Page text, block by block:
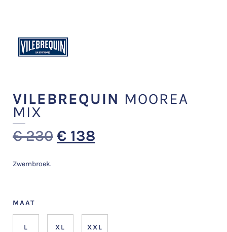
VILEBREQUIN MOOREA
MIX
€230€ 138
Zwembroek.
MAAT
L XL XXL